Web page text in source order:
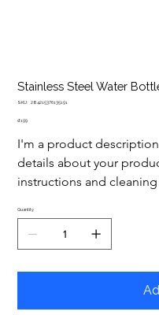
Stainless Steel Water
SKU:
SKU
284215376135191
Price
₫ 199
I'm a product
details about your
instructions and
Quantity